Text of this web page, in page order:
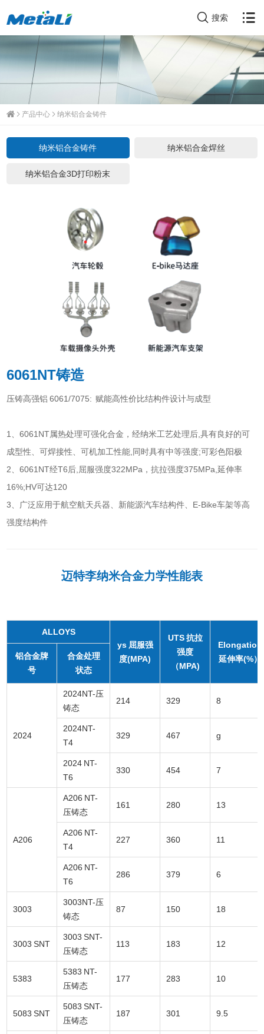
搜索
产品中心 纳米铝合金铸件
纳米铝合金铸件 纳米铝合金焊丝
纳米铝合金3D打印粉末
6061NT铸造
压铸高强铝 6061/7075: 赋能高性价比结构件设计与成型
1、6061NT属热处理可强化合金，经纳米工艺处理后,具有良好的可
成型性、可焊接性、可机加工性能,同时具有中等强度;可彩色阳极
2、6061NT经T6后,屈服强度322MPa，抗拉强度375MPa,延伸率
16%;HV可达120
3、广泛应用于航空航天兵器、新能源汽车结构件、E-Bike车架等高
强度结构件
迈特李纳米合金力学性能表
ALLOYS
ys 屈服强
度(MPA)
UTS 抗拉
强度
（MPA)
Elongation
延伸率(%）
铝合金牌
号
合金处理
状态
2024
2024NT-压
铸态
214 329 8
2024NT-
T4
329 467 g
2024 NT-
T6
330 454 7
A206
A206 NT-
压铸态
161 280 13
A206 NT-
T4
227 360 11
A206 NT-
T6
286 379 6
3003
3003NT-压
铸态
87 150 18
3003 SNT
3003 SNT-
压铸态
113 183 12
5383
5383 NT-
压铸态
177 283 10
5083 SNT
5083 SNT-
压铸态
187 301 9.5